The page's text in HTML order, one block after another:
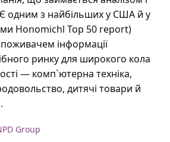
одним з найбільших у США й у
Honomichl Top 50 report)
інформації
ринку для широкого кола
— комп`ютерна техніка,
дитячі товари й
Group